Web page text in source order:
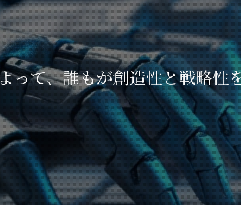
さぁ、AI はじめよう
合により、全ての人と組織
って、誰もが創造性と戦略性